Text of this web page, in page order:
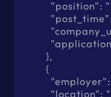
        },
        {